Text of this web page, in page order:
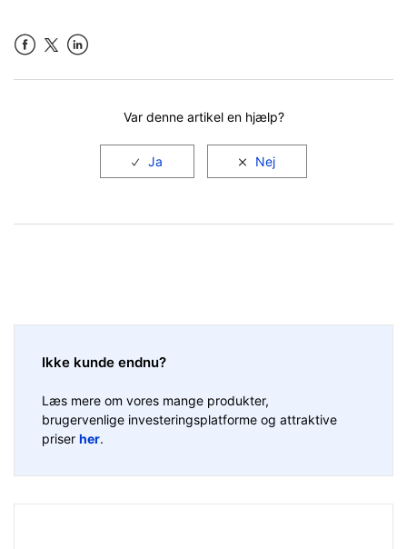
Var denne artikel en hjælp?
Ikke kunde endnu?
Læs mere om vores mange produkter,
brugervenlige investeringsplatforme og attraktive
priser her.